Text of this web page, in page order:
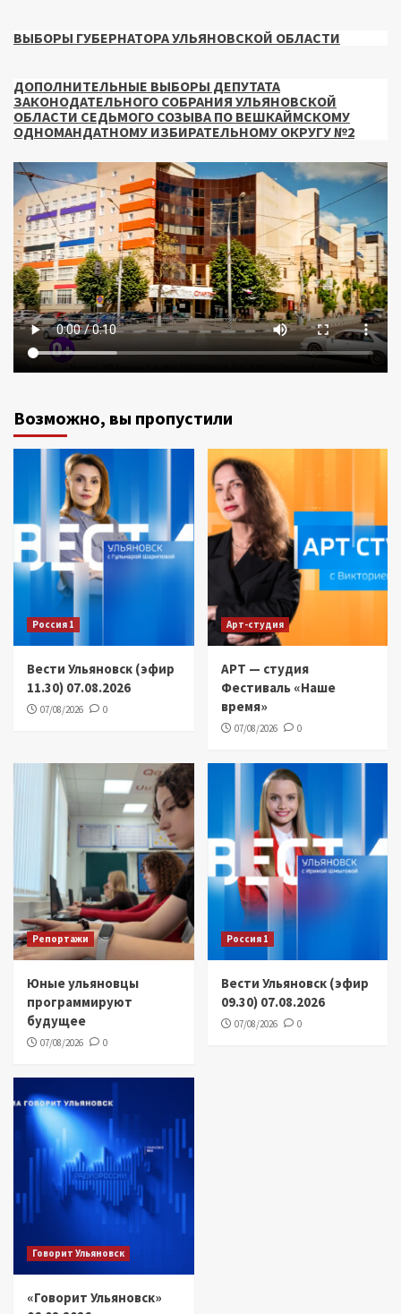
ВЫБОРЫ ГУБЕРНАТОРА УЛЬЯНОВСКОЙ ОБЛАСТИ
ДОПОЛНИТЕЛЬНЫЕ ВЫБОРЫ ДЕПУТАТА
ЗАКОНОДАТЕЛЬНОГО СОБРАНИЯ УЛЬЯНОВСКОЙ
ОБЛАСТИ СЕДЬМОГО СОЗЫВА ПО ВЕШКАЙМСКОМУ
ОДНОМАНДАТНОМУ ИЗБИРАТЕЛЬНОМУ ОКРУГУ №2
Возможно, вы пропустили
Россия 1
Вести Ульяновск (эфир
11.30) 07.08.2026
07/08/2026 0
Арт-студия
АРТ — студия
Фестиваль «Наше
время»
07/08/2026 0
Репортажи
Юные ульяновцы
программируют
будущее
07/08/2026 0
Россия 1
Вести Ульяновск (эфир
09.30) 07.08.2026
07/08/2026 0
Говорит Ульяновск
«Говорит Ульяновск»